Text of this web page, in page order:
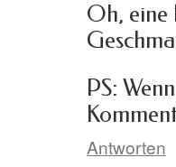
Oh, eine
PS:
Antworten